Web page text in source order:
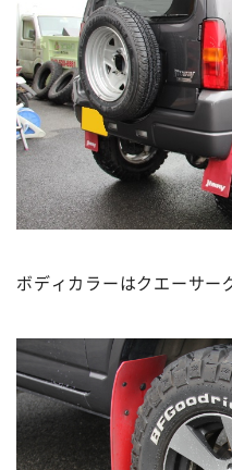
ボディカラーはクエーサー